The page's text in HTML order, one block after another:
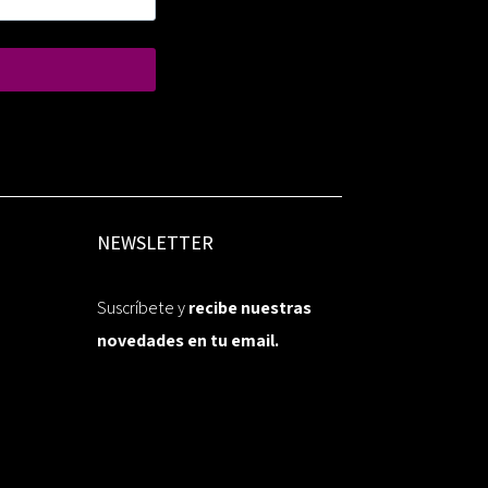
NEWSLETTER
Suscríbete yrecibe nuestras
novedades en tu email.